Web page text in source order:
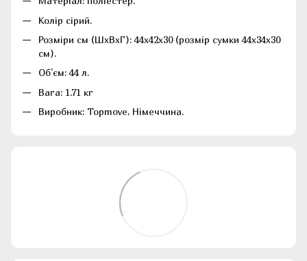
Колір сірий.
Розміри см (ШхВхГ): 44х42х30 (розмір сумки 44х34х30
см).
Об'єм: 44 л.
Вага: 1.71 кг
Виробник: Topmove, Німеччина.